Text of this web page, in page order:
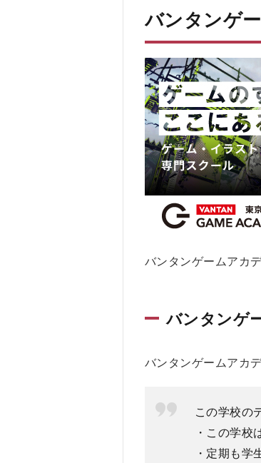
ット
4
バ
ン
タ
ン
ゲ
ー
ム
ア
カ
デ
ミ
ー
お
す
お
め
バンタンゲ
バンタンゲームアカ
バンタンゲ
バンタンゲームアカ
この学校の
・この学校
・定期も学